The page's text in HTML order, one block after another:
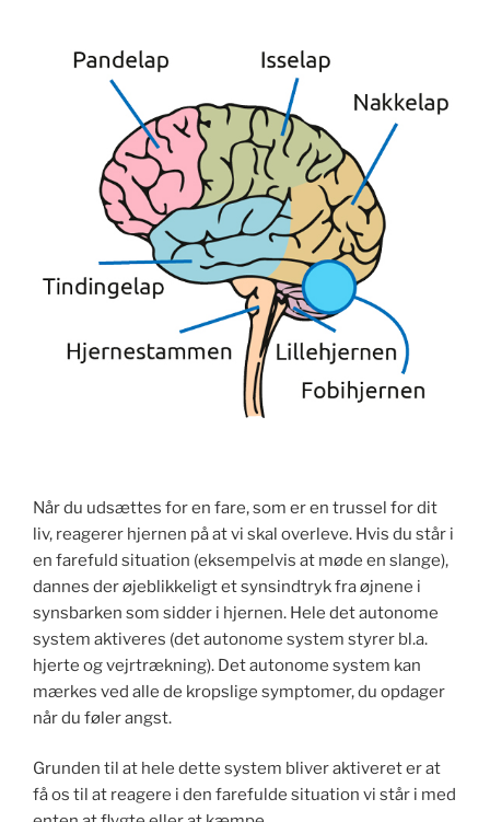
Når du udsættes for en fare, som er en trussel for dit
liv, reagerer hjernen på at vi skal overleve. Hvis du står i
en farefuld situation (eksempelvis at møde en slange),
dannes der øjeblikkeligt et synsindtryk fra øjnene i
synsbarken som sidder i hjernen. Hele det autonome
system aktiveres (det autonome system styrer bl.a.
hjerte og vejrtrækning). Det autonome system kan
mærkes ved alle de kropslige symptomer, du opdager
når du føler angst.
Grunden til at hele dette system bliver aktiveret er at
få os til at reagere i den farefulde situation vi står i med